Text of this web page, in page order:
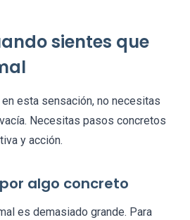
sientes que
esta sensación, no necesitas
Necesitas pasos concretos
y acción.
algo concreto
es demasiado grande. Para